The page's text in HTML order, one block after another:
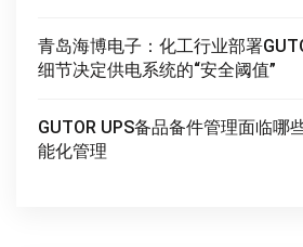
青岛海博电子：化工行业部署
细节决定供电系统的“安全阈值”
GUTOR UPS备品备件管理面临哪
能化管理